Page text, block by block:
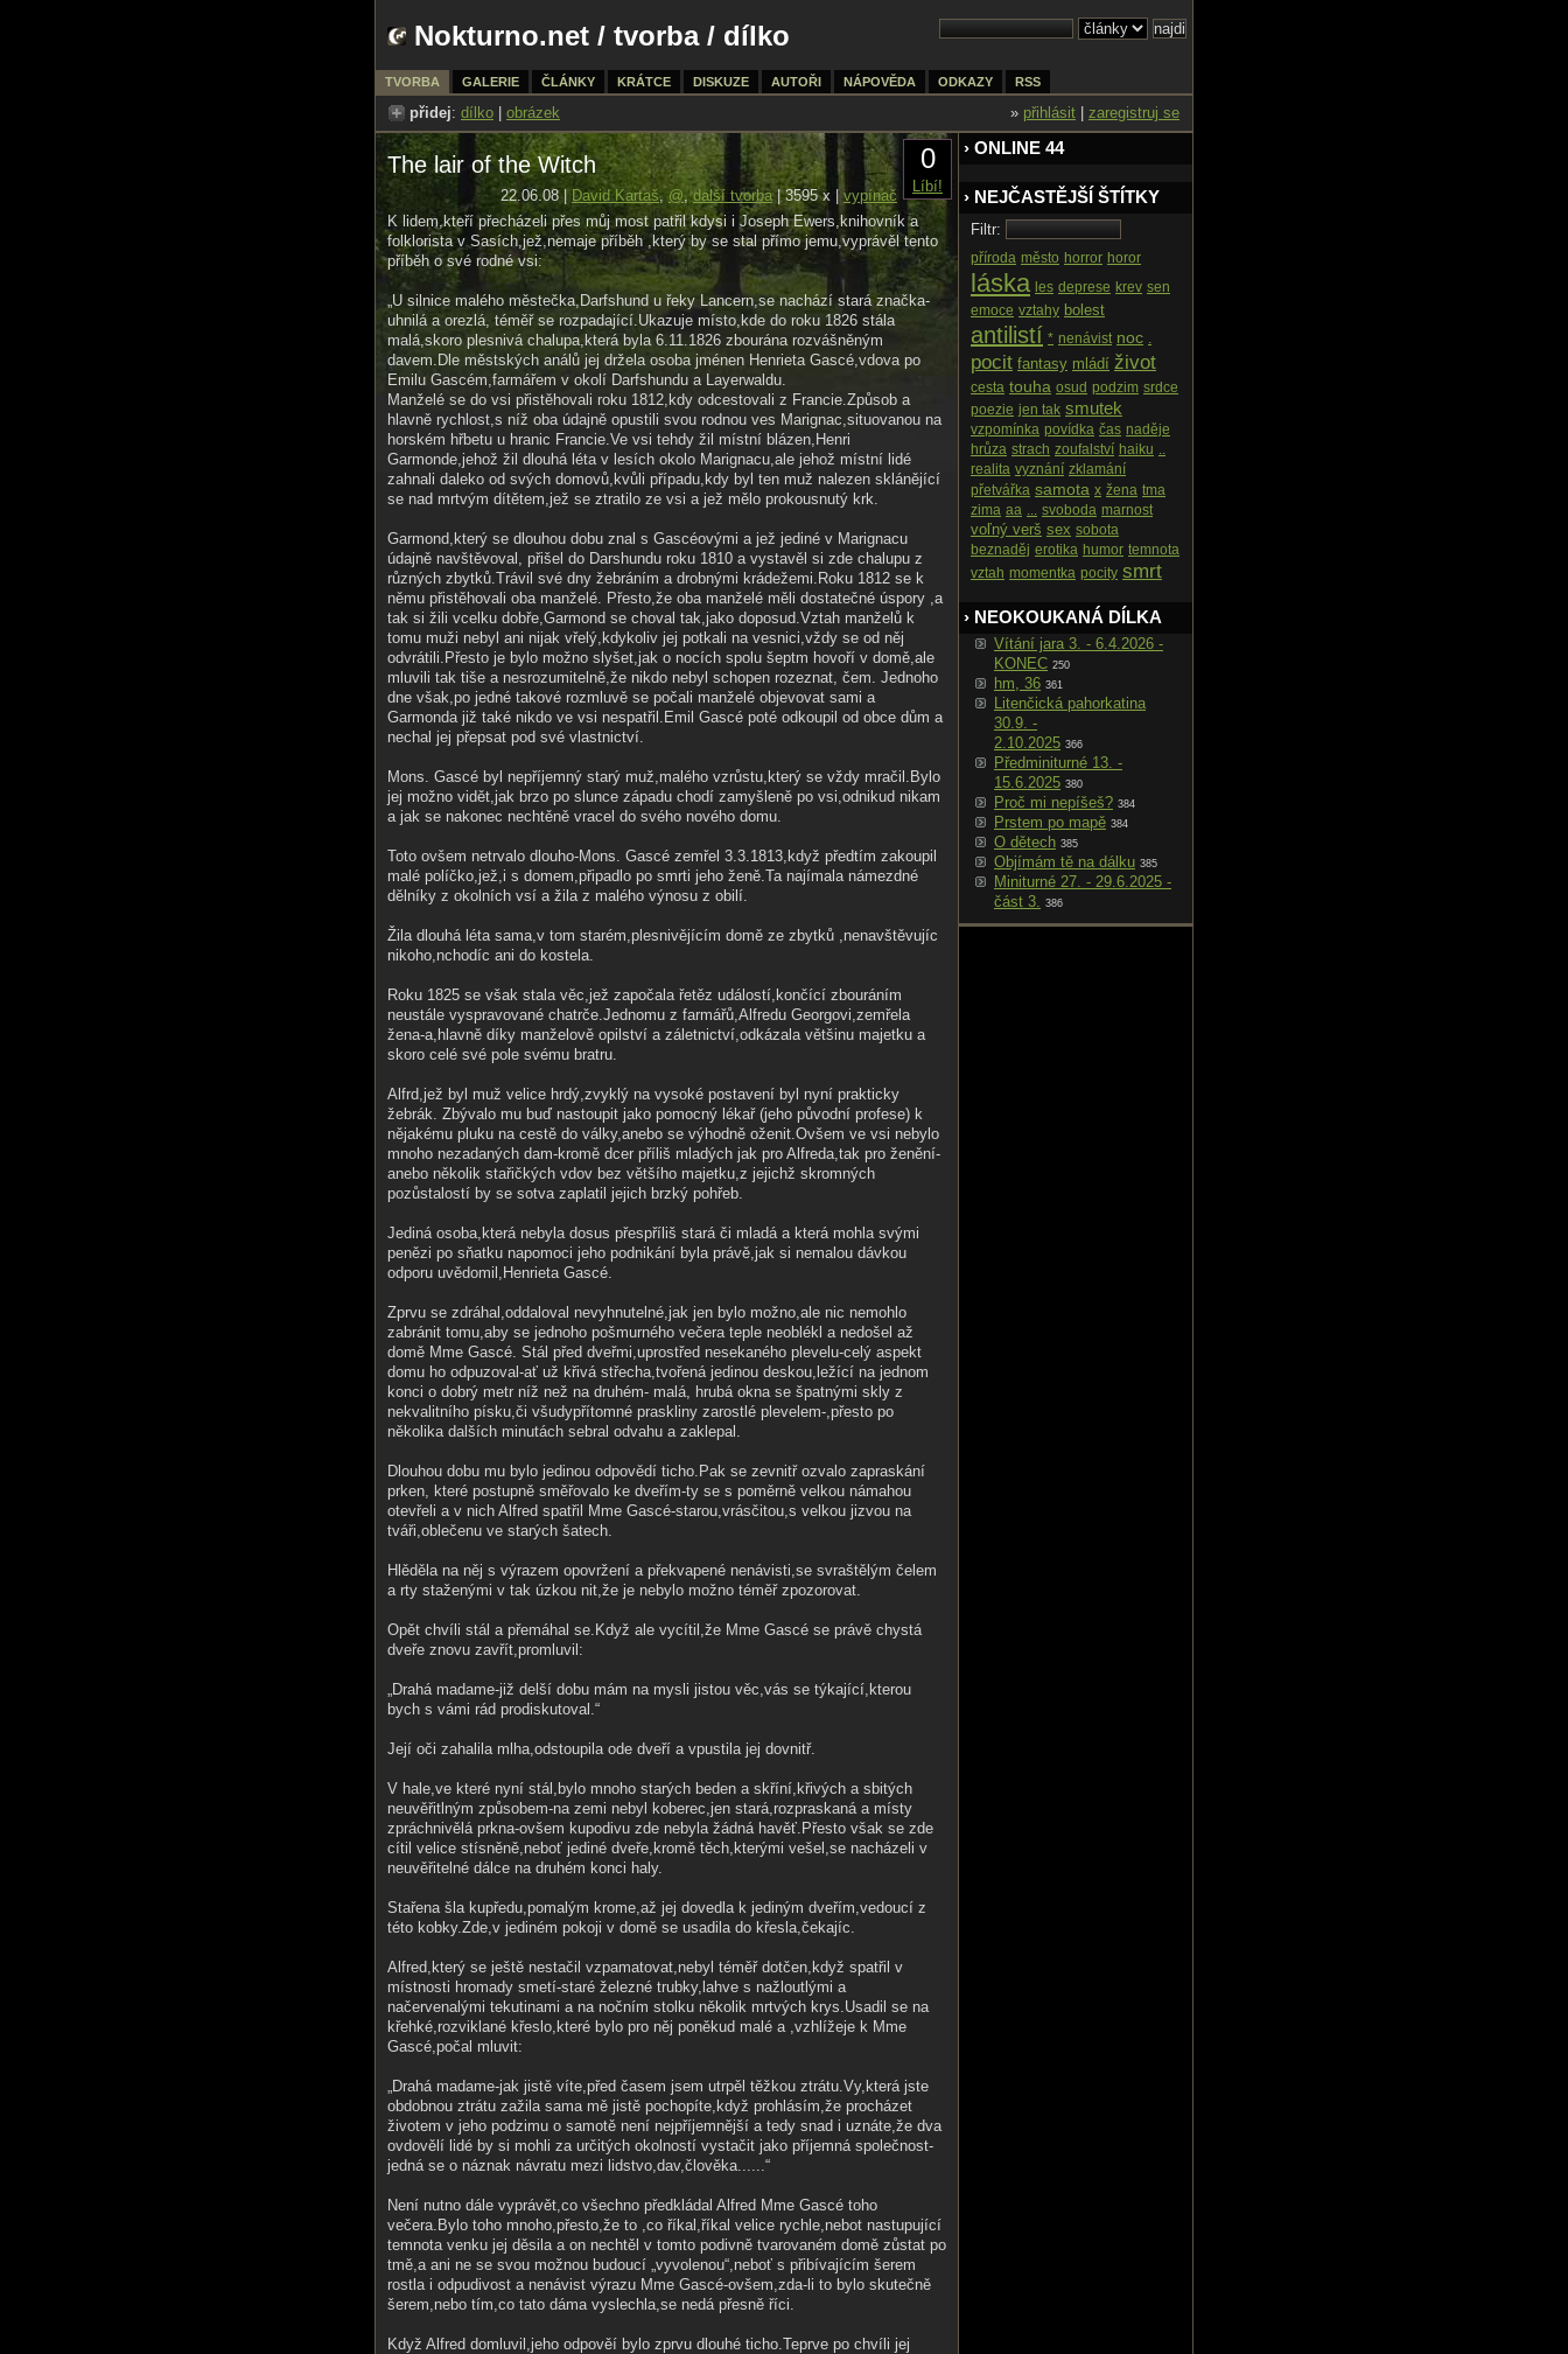
Nokturno.net / tvorba/ dílko
TVORBA GALERIE ČLÁNKY KRÁTCE DISKUZE AUTOŘI NÁPOVĚDA ODKAZY RSS
přidej: dílko obrázek » přihlásit zaregistruj se
0
Líbí!
The lair of the Witch
22.06.08 | David Kartaš, @,další tvorba| 3595 x |vypínač
K lidem,kteří přecházeli přes můj most patřil kdysi i Joseph Ewers,knihovník a
folklorista v Sasích,jež,nemaje příběh ,který by se stal přímo jemu,vyprávěl tento
příběh o své rodné vsi:
„U silnice malého městečka,Darfshund u řeky Lancern,se nachází stará značka-
uhnilá a orezlá, téměř se rozpadající.Ukazuje místo,kde do roku 1826 stála
malá,skoro plesnivá chalupa,která byla 6.11.1826 zbourána rozvášněným
davem.Dle městských análů jej držela osoba jménen Henrieta Gascé,vdova po
Emilu Gascém,farmářem v okolí Darfshundu a Layerwaldu.
Manželé se do vsi přistěhovali roku 1812,kdy odcestovali z Francie.Způsob a
hlavně rychlost,s níž oba údajně opustili svou rodnou ves Marignac,situovanou na
horském hřbetu u hranic Francie.Ve vsi tehdy žil místní blázen,Henri
Garmonde,jehož žil dlouhá léta v lesích okolo Marignacu,ale jehož místní lidé
zahnali daleko od svých domovů,kvůli případu,kdy byl ten muž nalezen sklánějící
se nad mrtvým dítětem,jež se ztratilo ze vsi a jež mělo prokousnutý krk.
Garmond,který se dlouhou dobu znal s Gascéovými a jež jediné v Marignacu
údajně navštěvoval, přišel do Darshundu roku 1810 a vystavěl si zde chalupu z
různých zbytků.Trávil své dny žebráním a drobnými krádežemi.Roku 1812 se k
němu přistěhovali oba manželé. Přesto,že oba manželé měli dostatečné úspory ,a
tak si žili vcelku dobře,Garmond se choval tak,jako doposud.Vztah manželů k
tomu muži nebyl ani nijak vřelý,kdykoliv jej potkali na vesnici,vždy se od něj
odvrátili.Přesto je bylo možno slyšet,jak o nocích spolu šeptm hovoří v domě,ale
mluvili tak tiše a nesrozumitelně,že nikdo nebyl schopen rozeznat, čem. Jednoho
dne však,po jedné takové rozmluvě se počali manželé objevovat sami a
Garmonda již také nikdo ve vsi nespatřil.Emil Gascé poté odkoupil od obce dům a
nechal jej přepsat pod své vlastnictví.
Mons. Gascé byl nepříjemný starý muž,malého vzrůstu,který se vždy mračil.Bylo
jej možno vidět,jak brzo po slunce západu chodí zamyšleně po vsi,odnikud nikam
a jak se nakonec nechtěně vracel do svého nového domu.
Toto ovšem netrvalo dlouho-Mons. Gascé zemřel 3.3.1813,když předtím zakoupil
malé políčko,jež,i s domem,připadlo po smrti jeho ženě.Ta najímala námezdné
dělníky z okolních vsí a žila z malého výnosu z obilí.
Žila dlouhá léta sama,v tom starém,plesnivějícím domě ze zbytků ,nenavštěvujíc
nikoho,nchodíc ani do kostela.
Roku 1825 se však stala věc,jež započala řetěz událostí,končící zbouráním
neustále vyspravované chatrče.Jednomu z farmářů,Alfredu Georgovi,zemřela
žena-a,hlavně díky manželově opilství a záletnictví,odkázala většinu majetku a
skoro celé své pole svému bratru.
Alfrd,jež byl muž velice hrdý,zvyklý na vysoké postavení byl nyní prakticky
žebrák. Zbývalo mu buď nastoupit jako pomocný lékař (jeho původní profese) k
nějakému pluku na cestě do války,anebo se výhodně oženit.Ovšem ve vsi nebylo
mnoho nezadaných dam-kromě dcer příliš mladých jak pro Alfreda,tak pro ženění-
anebo několik stařičkých vdov bez většího majetku,z jejichž skromných
pozůstalostí by se sotva zaplatil jejich brzký pohřeb.
Jediná osoba,která nebyla dosus přespříliš stará či mladá a která mohla svými
penězi po sňatku napomoci jeho podnikání byla právě,jak si nemalou dávkou
odporu uvědomil,Henrieta Gascé.
Zprvu se zdráhal,oddaloval nevyhnutelné,jak jen bylo možno,ale nic nemohlo
zabránit tomu,aby se jednoho pošmurného večera teple neoblékl a nedošel až
domě Mme Gascé. Stál před dveřmi,uprostřed nesekaného plevelu-celý aspekt
domu ho odpuzoval-ať už křivá střecha,tvořená jedinou deskou,ležící na jednom
konci o dobrý metr níž než na druhém- malá, hrubá okna se špatnými skly z
nekvalitního písku,či všudypřítomné praskliny zarostlé plevelem-,přesto po
několika dalších minutách sebral odvahu a zaklepal.
Dlouhou dobu mu bylo jedinou odpovědí ticho.Pak se zevnitř ozvalo zapraskání
prken, které postupně směřovalo ke dveřím-ty se s poměrně velkou námahou
otevřeli a v nich Alfred spatřil Mme Gascé-starou,vrásčitou,s velkou jizvou na
tváři,oblečenu ve starých šatech.
Hlěděla na něj s výrazem opovržení a překvapené nenávisti,se svraštělým čelem
a rty staženými v tak úzkou nit,že je nebylo možno téměř zpozorovat.
Opět chvíli stál a přemáhal se.Když ale vycítil,že Mme Gascé se právě chystá
dveře znovu zavřít,promluvil:
„Drahá madame-již delší dobu mám na mysli jistou věc,vás se týkající,kterou
bych s vámi rád prodiskutoval.“
Její oči zahalila mlha,odstoupila ode dveří a vpustila jej dovnitř.
V hale,ve které nyní stál,bylo mnoho starých beden a skříní,křivých a sbitých
neuvěřitlným způsobem-na zemi nebyl koberec,jen stará,rozpraskaná a místy
zpráchnivělá prkna-ovšem kupodivu zde nebyla žádná havěť.Přesto však se zde
cítil velice stísněně,neboť jediné dveře,kromě těch,kterými vešel,se nacházeli v
neuvěřitelné dálce na druhém konci haly.
Stařena šla kupředu,pomalým krome,až jej dovedla k jediným dveřím,vedoucí z
této kobky.Zde,v jediném pokoji v domě se usadila do křesla,čekajíc.
Alfred,který se ještě nestačil vzpamatovat,nebyl téměř dotčen,když spatřil v
místnosti hromady smetí-staré železné trubky,lahve s nažloutlými a
načervenalými tekutinami a na nočním stolku několik mrtvých krys.Usadil se na
křehké,rozviklané křeslo,které bylo pro něj poněkud malé a ,vzhlížeje k Mme
Gascé,počal mluvit:
„Drahá madame-jak jistě víte,před časem jsem utrpěl těžkou ztrátu.Vy,která jste
obdobnou ztrátu zažila sama mě jistě pochopíte,když prohlásím,že procházet
životem v jeho podzimu o samotě není nejpříjemnější a tedy snad i uznáte,že dva
ovdovělí lidé by si mohli za určitých okolností vystačit jako příjemná společnost-
jedná se o náznak návratu mezi lidstvo,dav,člověka......“
Není nutno dále vyprávět,co všechno předkládal Alfred Mme Gascé toho
večera.Bylo toho mnoho,přesto,že to ,co říkal,říkal velice rychle,nebot nastupující
temnota venku jej děsila a on nechtěl v tomto podivně tvarovaném domě zůstat po
tmě,a ani ne se svou možnou budoucí „vyvolenou“,neboť s přibívajícím šerem
rostla i odpudivost a nenávist výrazu Mme Gascé-ovšem,zda-li to bylo skutečně
šerem,nebo tím,co tato dáma vyslechla,se nedá přesně říci.
Když Alfred domluvil,jeho odpověí bylo zprvu dlouhé ticho.Teprve po chvíli jej
› ONLINE 44
› NEJČASTĚJŠÍ ŠTÍTKY
Filtr:
příroda město horror horor
láska les deprese krev sen
emoce vztahy bolest
antilistí * nenávist noc .
pocit fantasy mládí život
cesta touha osud podzim srdce
poezie jen tak smutek
vzpomínka povídka čas naděje
hrůza strach zoufalství haiku ..
realita vyznání zklamání
přetvářka samota x žena tma
zima aa ... svoboda marnost
voľný verš sex sobota
beznaděj erotika humor temnota
vztah momentka pocity smrt
› NEOKOUKANÁ DÍLKA
Vítání jara 3. - 6.4.2026 -
KONEC 250
hm, 36 361
Litenčická pahorkatina
30.9. -
2.10.2025 366
Předminiturné 13. -
15.6.2025 380
Proč mi nepíšeš? 384
Prstem po mapě 384
O dětech 385
Objímám tě na dálku 385
Miniturné 27. - 29.6.2025 -
část 3. 386